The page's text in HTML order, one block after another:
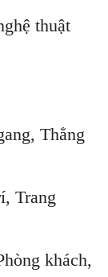
thuật
khách,